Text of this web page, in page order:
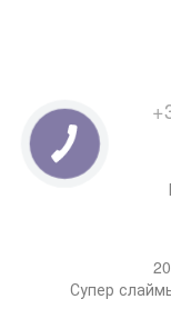
Супер